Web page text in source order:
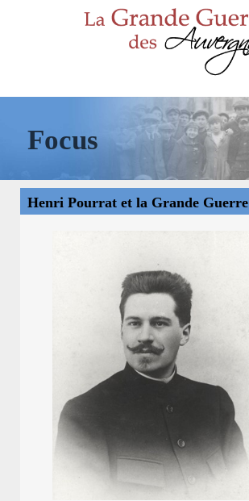
Focus
Henri Pourrat et la Grande Guerre